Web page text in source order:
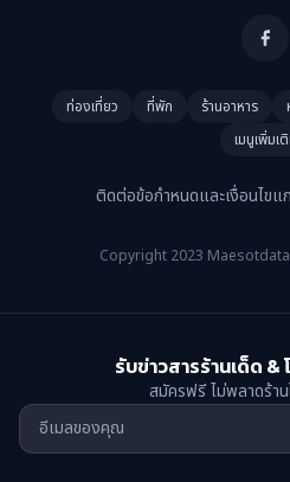
ท่องเที่ยว ที่พัก ร้านอาหาร
เมนูเพิ่มเ
ติดต่อข้อกำหนดและเงื่อนไขแ
Copyright 2023
รับข่าวสารร้านเด็ด &
สมัครฟรี ไม่พลาดร้า